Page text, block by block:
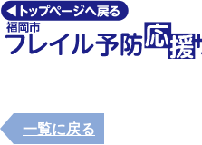
一覧に戻る